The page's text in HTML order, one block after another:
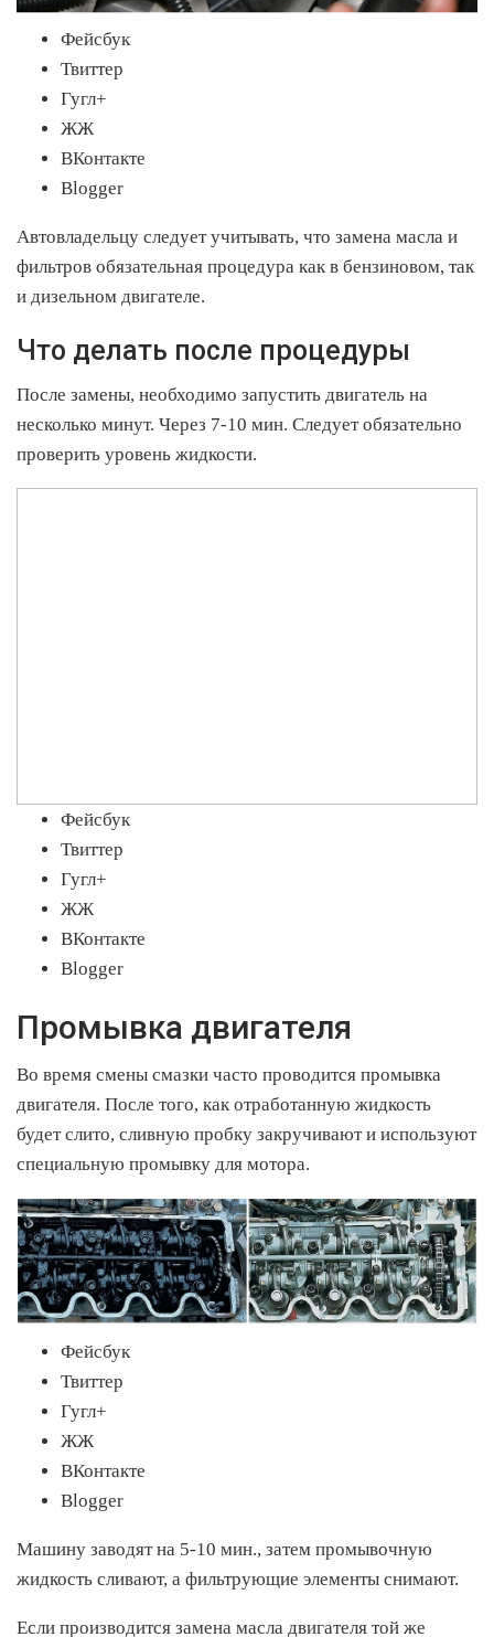
Фейсбук
Твиттер
Гугл+
ЖЖ
ВКонтакте
Blogger
Автовладельцу следует учитывать, что замена масла и
фильтров обязательная процедура как в бензиновом, так
и дизельном двигателе.
Что делать после процедуры
После замены, необходимо запустить двигатель на
несколько минут. Через 7-10 мин. Следует обязательно
проверить уровень жидкости.
Фейсбук
Твиттер
Гугл+
ЖЖ
ВКонтакте
Blogger
Промывка двигателя
Во время смены смазки часто проводится промывка
двигателя. После того, как отработанную жидкость
будет слито, сливную пробку закручивают и используют
специальную промывку для мотора.
Фейсбук
Твиттер
Гугл+
ЖЖ
ВКонтакте
Blogger
Машину заводят на 5-10 мин., затем промывочную
жидкость сливают, а фильтрующие элементы снимают.
Если производится замена масла двигателя той же